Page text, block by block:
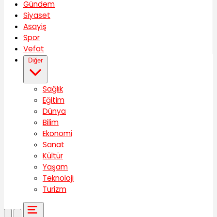
Gündem
Siyaset
Asayiş
Spor
Vefat
Diğer
Sağlık
Eğitim
Dünya
Bilim
Ekonomi
Sanat
Kültür
Yaşam
Teknoloji
Turizm